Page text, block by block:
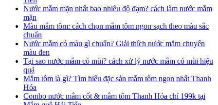
Nước mắm mặn nhất bao nhiêu độ đạm? cách làm nước mắm
mặn
Màu mắm tôm: cách chọn mắm tôm ngon sạch theo màu sắc
chuẩn
Nước mắm có màu gì chuẩn? Giải thích nước mắm chuyển
màu đen
Tại sao nước mắm có mùi? cách xử lý nước mắm có mùi hiệu
quả
Mắm tôm là gì? Tìm hiểu đặc sản mắm tôm ngon nhất Thanh
Hóa
Combo nước mắm cốt & mắm tôm Thanh Hóa chỉ 199k tại